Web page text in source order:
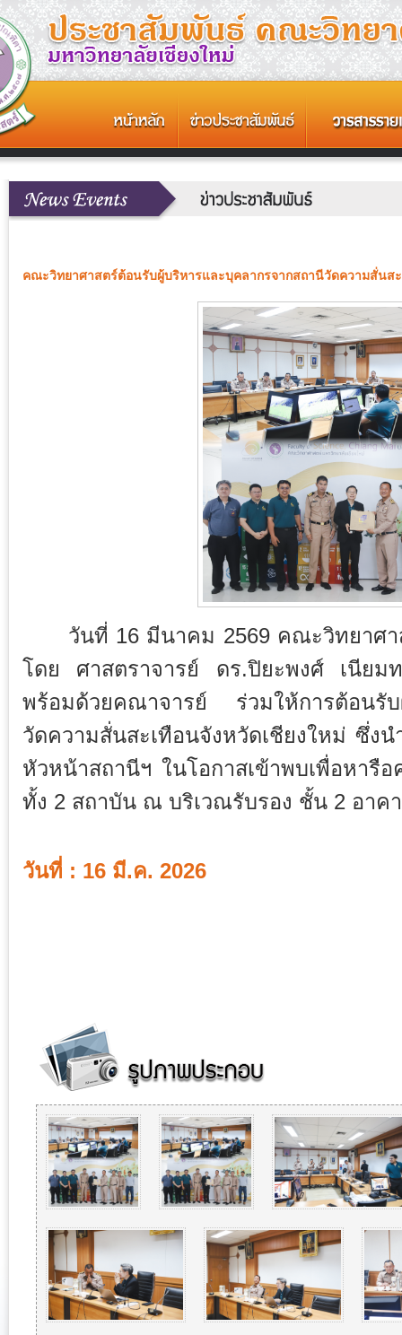
คณะวิทยาศาสตร์ต้อนรับผู้บริหารและบุคลากรจากสถานีวัดความสั่นสะ
วันที่ 16 มีนาคม 2569 คณะวิทยาศาส
โดย ศาสตราจารย์ ดร.ปิยะพงศ์ เนีย
พร้อมด้วยคณาจารย์ ร่วมให้การต้อนรับ
วัดความสั่นสะเทือนจังหวัดเชียงใหม่ ซึ่ง
หัวหน้าสถานีฯ ในโอกาสเข้าพบเพื่อหารื
ทั้ง 2 สถาบัน ณ บริเวณรับรอง ชั้น 2 อาค
วันที่ : 16 มี.ค. 2026